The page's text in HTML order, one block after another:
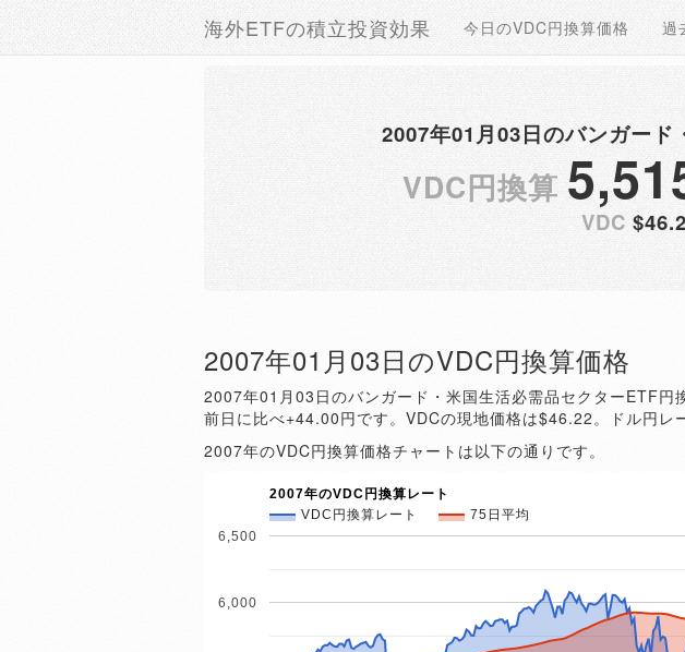
海外ETFの積立投資効果 今日のVDC円換算価格 過
2007年01月03日のバンガー
VDC円換算
VDC
2007年01月03日のVDC円換算価格
2007年01月03日のバンガード・米国生活必需品セクターETF円
前日に比べ+44.00円です。VDCの現地価格は$46.22。ドル円レ
2007年のVDC円換算価格チャートは以下の通りです。
2007年のVDC円換算レート
VDC円換算レート
75日平均
6,000
6,500